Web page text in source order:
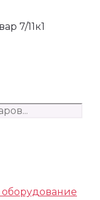
7/11к1